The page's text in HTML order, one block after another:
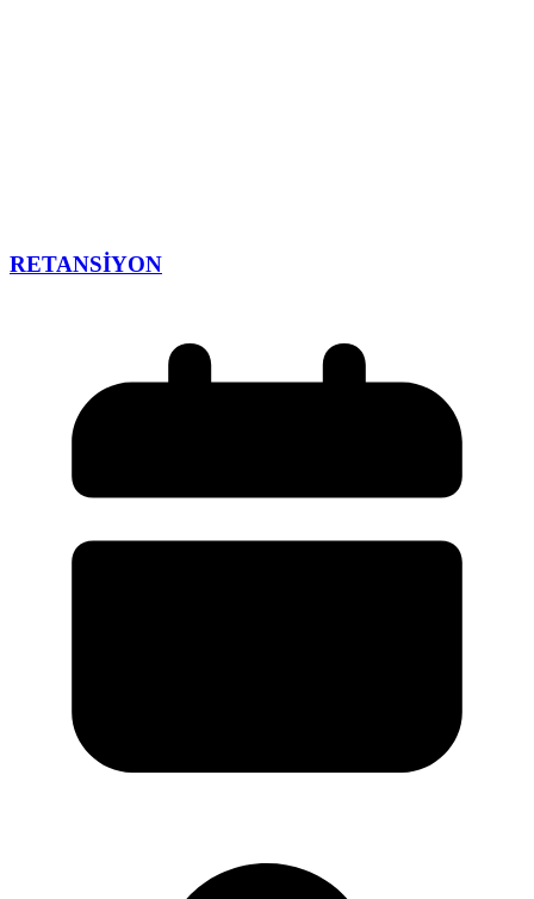
RETANSİYON